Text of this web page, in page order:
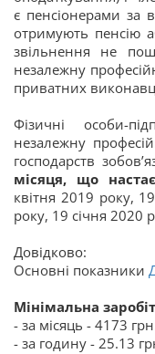
є пенсіонерами за
отримують пенсію
звільнення не
незалежну
приватних
Фізичні особи-
незалежну
господарств
місяця, що
квітня 2019 року,
року, 19 січня 2020
Довідково:
Основні показники
Мінімальна
- за місяць - 4173
- за годину - 25.13